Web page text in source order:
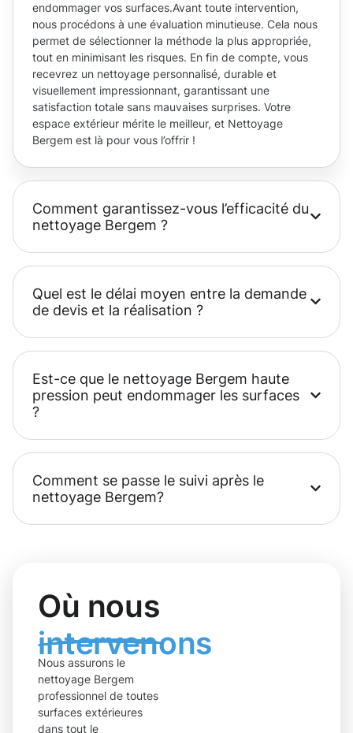
endommager vos surfaces.Avant toute intervention,
nous procédons à une évaluation minutieuse. Cela nous
permet de sélectionner la méthode la plus appropriée,
tout en minimisant les risques. En fin de compte, vous
recevrez un nettoyage personnalisé, durable et
visuellement impressionnant, garantissant une
satisfaction totale sans mauvaises surprises. Votre
espace extérieur mérite le meilleur, et Nettoyage
Bergem est là pour vous l’offrir !
Comment garantissez-vous l’efficacité du
nettoyage Bergem ?
Quel est le délai moyen entre la demande
de devis et la réalisation ?
Est-ce que le nettoyage Bergem haute
pression peut endommager les surfaces
?
Comment se passe le suivi après le
nettoyage Bergem?
Où nous
intervenons
Nous assurons le
nettoyage Bergem
professionnel de toutes
surfaces extérieures
dans tout le